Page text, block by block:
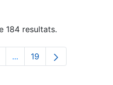
184 resultats.
...Pàgines intermèdies
Pàgina
19